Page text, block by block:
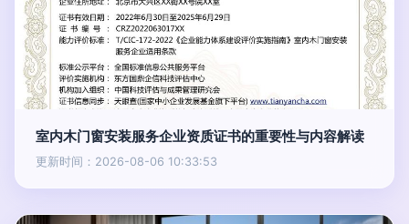
室内木门窗安装服务企业资质证书的重要性与内容解读
更新时间：2026-08-06 10:33:53